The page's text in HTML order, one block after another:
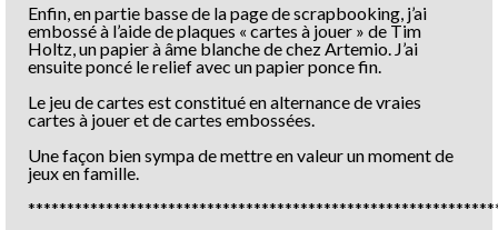
Enfin, en partie basse de la page de scrapbooking, j’ai
embossé à l’aide de plaques « cartes à jouer » de Tim
Holtz, un papier à âme blanche de chez Artemio. J’ai
ensuite poncé le relief avec un papier ponce fin.
Le jeu de cartes est constitué en alternance de vraies
cartes à jouer et de cartes embossées.
Une façon bien sympa de mettre en valeur un moment de
jeux en famille.